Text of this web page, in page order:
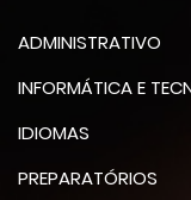
ADMINISTRATIVO
INFORMÁTICA E
IDIOMAS
PREPARATÓRIOS